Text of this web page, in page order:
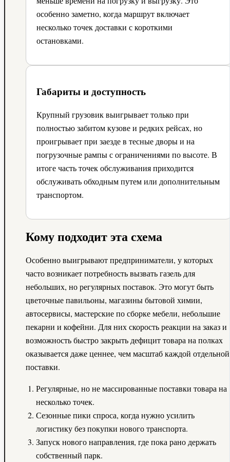
особенно заметно, когда маршрут включает
несколько точек доставки с короткими
остановками.
Габариты и доступность
Крупный грузовик выигрывает только при
полностью забитом кузове и редких рейсах, но
проигрывает при заезде в тесные дворы и на
погрузочные рампы с ограничениями по высоте. В
итоге часть точек обслуживания приходится
обслуживать обходным путем или дополнительным
транспортом.
Кому подходит эта схема
Особенно выигрывают предприниматели, у которых
часто возникает потребность вызвать газель для
небольших, но регулярных поставок. Это могут быть
цветочные павильоны, магазины бытовой химии,
автосервисы, мастерские по сборке мебели, небольшие
пекарни и кофейни. Для них скорость реакции на заказ и
возможность быстро закрыть дефицит товара на полках
оказывается даже ценнее, чем масштаб каждой отдельной
поставки.
Регулярные, но не массированные поставки товара на
несколько точек.
Сезонные пики спроса, когда нужно усилить
логистику без покупки нового транспорта.
Запуск нового направления, где пока рано держать
собственный парк.